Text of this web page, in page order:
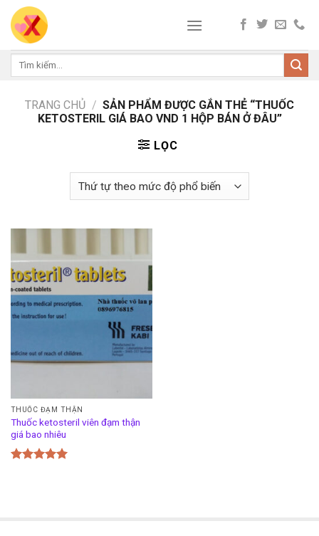
Skip
content
Tìm
TRANG CHỦ / SẢN PHẨM ĐƯỢC GẮN THẺ “THUỐC
KETOSTERIL GIÁ BAO VND 1 HỘP BÁN Ở ĐÂU”
LỌC
THUỐC ĐẠM THẬN
Thuốc ketosteril viên đạm thận
giá bao nhiêu